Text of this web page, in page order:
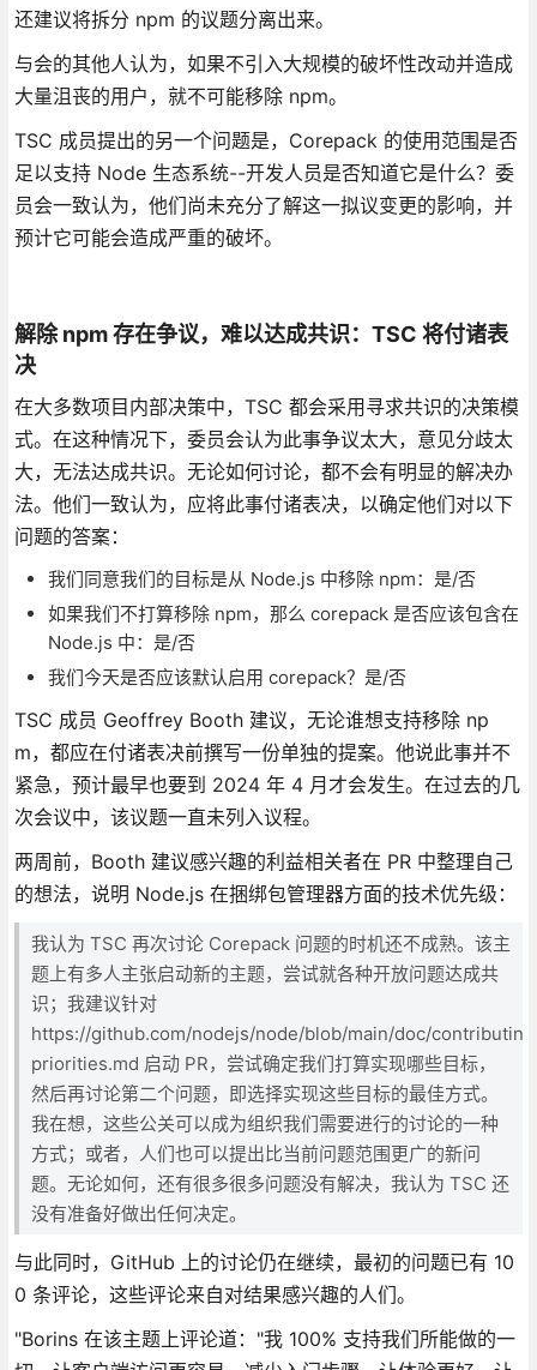
还建议将拆分 npm 的议题分离出来。
与会的其他人认为，如果不引入大规模的破坏性改动并造成
大量沮丧的用户，就不可能移除 npm。
TSC 成员提出的另一个问题是，Corepack 的使用范围是否
足以支持 Node 生态系统--开发人员是否知道它是什么？委
员会一致认为，他们尚未充分了解这一拟议变更的影响，并
预计它可能会造成严重的破坏。
解除 npm 存在争议，难以达成共识：TSC 将付诸表
决
在大多数项目内部决策中，TSC 都会采用寻求共识的决策模
式。在这种情况下，委员会认为此事争议太大，意见分歧太
大，无法达成共识。无论如何讨论，都不会有明显的解决办
法。他们一致认为，应将此事付诸表决，以确定他们对以下
问题的答案：
我们同意我们的目标是从 Node.js 中移除 npm：是/否
如果我们不打算移除 npm，那么 corepack 是否应该包含在
Node.js 中：是/否
我们今天是否应该默认启用 corepack？是/否
TSC 成员 Geoffrey Booth 建议，无论谁想支持移除 np
m，都应在付诸表决前撰写一份单独的提案。他说此事并不
紧急，预计最早也要到 2024 年 4 月才会发生。在过去的几
次会议中，该议题一直未列入议程。
两周前，Booth 建议感兴趣的利益相关者在 PR 中整理自己
的想法，说明 Node.js 在捆绑包管理器方面的技术优先级：
我认为 TSC 再次讨论 Corepack 问题的时机还不成熟。该主
题上有多人主张启动新的主题，尝试就各种开放问题达成共
识；我建议针对
https://github.com/nodejs/node/blob/main/doc/
priorities.md 启动 PR，尝试确定我们打算实现哪些目标，
然后再讨论第二个问题，即选择实现这些目标的最佳方式。
我在想，这些公关可以成为组织我们需要进行的讨论的一种
方式；或者，人们也可以提出比当前问题范围更广的新问
题。无论如何，还有很多很多问题没有解决，我认为 TSC 还
没有准备好做出任何决定。
与此同时，GitHub 上的讨论仍在继续，最初的问题已有 10
0 条评论，这些评论来自对结果感兴趣的人们。
"Borins 在该主题上评论道："我 100% 支持我们所能做的一